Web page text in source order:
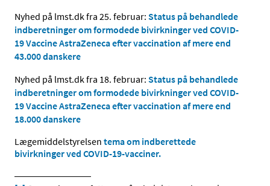
Nyhed på lmst.dk fra 25. februar: Status på behandlede
indberetninger om formodede bivirkninger ved COVID-
19 Vaccine AstraZeneca efter vaccination af mere end
43.000 danskere
Nyhed på lmst.dk fra 18. februar: Status på behandlede
indberetninger om formodede bivirkninger ved COVID-
19 Vaccine AstraZeneca efter vaccination af mere end
18.000 danskere
Lægemiddelstyrelsen tema om indberettede
bivirkninger ved COVID-19-vacciner.